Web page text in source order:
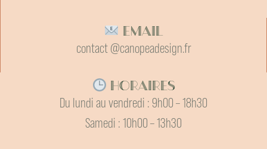
Email
contact @canopeadesign.fr
Horaires
Du lundi au vendredi : 9h00 – 18h30
Samedi : 10h00 – 13h30